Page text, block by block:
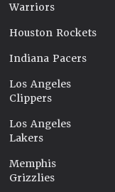
Warriors
Houston Rockets
Indiana Pacers
Los Angeles
Clippers
Los Angeles
Lakers
Memphis
Grizzlies